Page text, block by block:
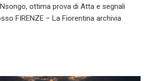
ottima prova di Atta e segnali
FIRENZE – La Fiorentina archivia